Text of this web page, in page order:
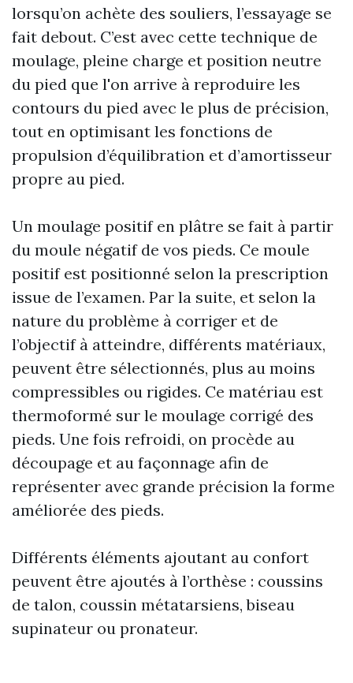
lorsqu’on achète des souliers, l’essayage se
fait debout. C’est avec cette technique de
moulage, pleine charge et position neutre
du pied que l'on arrive à reproduire les
contours du pied avec le plus de précision,
tout en optimisant les fonctions de
propulsion d’équilibration et d’amortisseur
propre au pied.
Un moulage positif en plâtre se fait à partir
du moule négatif de vos pieds. Ce moule
positif est positionné selon la prescription
issue de l’examen. Par la suite, et selon la
nature du problème à corriger et de
l’objectif à atteindre, différents matériaux,
peuvent être sélectionnés, plus au moins
compressibles ou rigides. Ce matériau est
thermoformé sur le moulage corrigé des
pieds. Une fois refroidi, on procède au
découpage et au façonnage afin de
représenter avec grande précision la forme
améliorée des pieds.
Différents éléments ajoutant au confort
peuvent être ajoutés à l’orthèse : coussins
de talon, coussin métatarsiens, biseau
supinateur ou pronateur.